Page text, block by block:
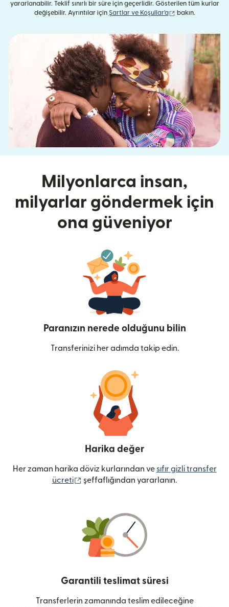
yararlanabilir. Teklif sınırlı bir süre için geçerlidir. Gösterilen tüm kurlar
değişebilir. Ayrıntılar için Şartlar ve Koşullar'a (yeni pencerede
bakın.
Milyonlarca insan,
milyarlar göndermek için
ona güveniyor
Paranızın nerede olduğunu bilin
Transferinizi her adımda takip edin.
Harika değer
Her zaman harika döviz kurlarından ve sıfır gizli transfer
ücreti
(yeni pencerede açılır)
şeffaflığından yararlanın.
Garantili teslimat süresi
Transferlerin zamanında teslim edileceğine